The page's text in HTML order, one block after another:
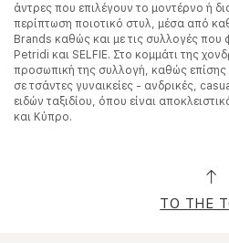
άντρες που επιλέγουν το μοντέρνο ή
περίπτωση ποιοτικό στυλ, μέσα από
Brands καθώς και με τις συλλογές
Petridi και SELFIE. Στο κομμάτι της
προσωπική της συλλογή, καθώς επίσης
σε τσάντες γυναικείες - ανδρικές,
ειδών ταξιδίου, όπου είναι
και Κύπρο.
TO THE